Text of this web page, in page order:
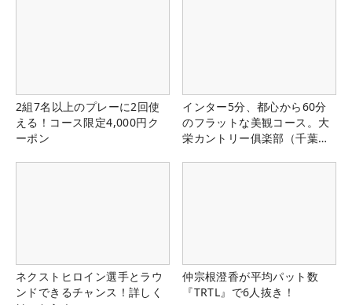
2組7名以上のプレーに2回使
える！コース限定4,000円ク
ーポン
インター5分、都心から60分
のフラットな美観コース。大
栄カントリー俱楽部（千葉
ネクストヒロイン選手とラウ
ンドできるチャンス！詳しく
仲宗根澄香が平均パット数
『TRTL』で6人抜き！